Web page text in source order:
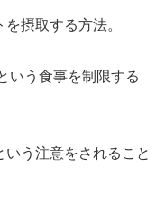
摂取する方法。
いう食事を制限する
う注意をされること